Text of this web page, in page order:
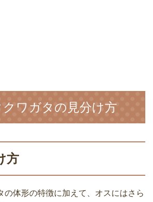
ワガタの見分け方
方
の体形の特徴に加えて、オスにはさら